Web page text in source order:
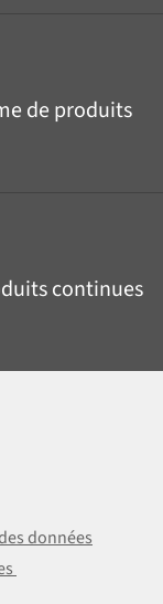
de produits
continues
données